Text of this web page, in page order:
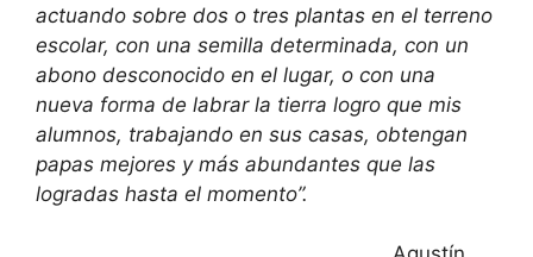
actuando sobre dos o tres plantas en el terreno
escolar, con una semilla determinada, con un
abono desconocido en el lugar, o con una
nueva forma de labrar la tierra logro que mis
alumnos, trabajando en sus casas, obtengan
papas mejores y más abundantes que las
logradas hasta el momento”.